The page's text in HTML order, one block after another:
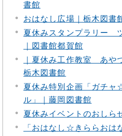
書館
おはなし広場｜栃木図書
夏休みスタンプラリー
｜図書館都賀館
｜夏休み工作教室 あや
栃木図書館
夏休み特別企画「ガチ
ル」｜藤岡図書館
夏休みイベントのおしら
「おはなし☆きららおは